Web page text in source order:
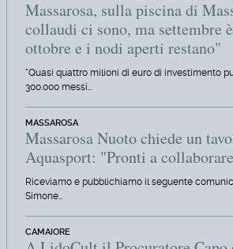
Massarosa, sulla piscina di
collaudi ci sono, ma settembre
ottobre e i nodi aperti restano"
"Quasi quattro milioni di euro di investimento
300.000 messi…
MASSAROSA
Massarosa Nuoto chiede un
Aquasport: "Pronti a
Riceviamo e pubblichiamo il seguente
Simone…
CAMAIORE